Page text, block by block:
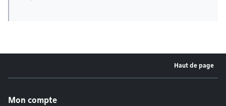
Haut de page
Mon compte